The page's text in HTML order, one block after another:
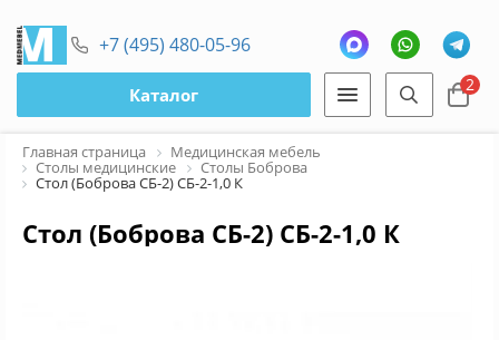
+7 (495) 480-05-96
Каталог 2
Главная страница Медицинская мебель
Столы медицинские Столы Боброва
Стол (Боброва СБ-2) СБ-2-1,0 К
Стол (Боброва СБ-2) СБ-2-1,0 К